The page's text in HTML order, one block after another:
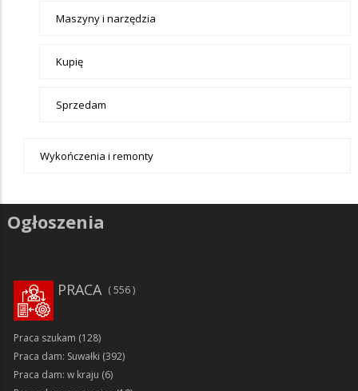
Maszyny i narzędzia
Kupię
Sprzedam
Wykończenia i remonty
Ogłoszenia
PRACA 556
Praca szukam (128)
Praca dam: Suwałki (392)
Praca dam: w kraju (6)